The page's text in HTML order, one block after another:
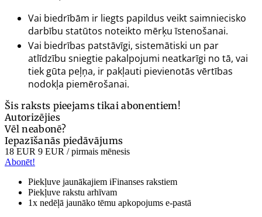
Vai biedrībām ir liegts papildus veikt saimniecisko
darbību statūtos noteikto mērķu īstenošanai.
Vai biedrības patstāvīgi, sistemātiski un par
atlīdzību sniegtie pakalpojumi neatkarīgi no tā, vai
tiek gūta peļņa, ir pakļauti pievienotās vērtības
nodokļa piemērošanai.
Šis raksts pieejams tikai abonentiem!
Autorizējies
Vēl neabonē?
Iepazīšanās piedāvājums
18 EUR 9 EUR / pirmais mēnesis
Abonēt!
Piekļuve jaunākajiem iFinanses rakstiem
Piekļuve rakstu arhīvam
1x nedēļā jaunāko tēmu apkopojums e-pastā